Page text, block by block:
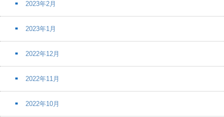
2023年2月
2023年1月
2022年12月
2022年11月
2022年10月